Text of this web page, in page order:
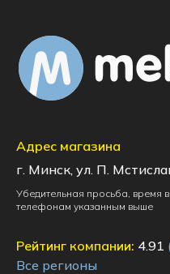
Адрес магазина
г. Минск, ул. П.
Убедительная просьба, время
телефонам указанным выше
Рейтинг компании: 4.91
Все регионы